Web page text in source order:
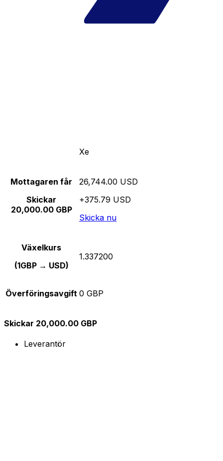
Xe
Mottagaren får
Skickar
20,000.00 GBP
26,744.00 USD
+375.79 USD
Skicka nu
Växelkurs
(1GBP → USD)
1.337200
Överföringsavgift 0 GBP
Skickar 20,000.00 GBP
Leverantör